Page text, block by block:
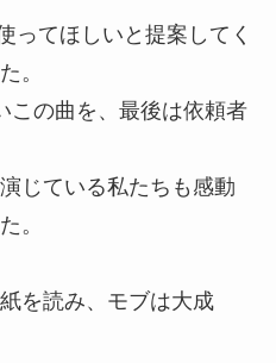
ってほしいと提案してく
。
この曲を、最後は依頼者
じている私たちも感動
。
を読み、モブは大成